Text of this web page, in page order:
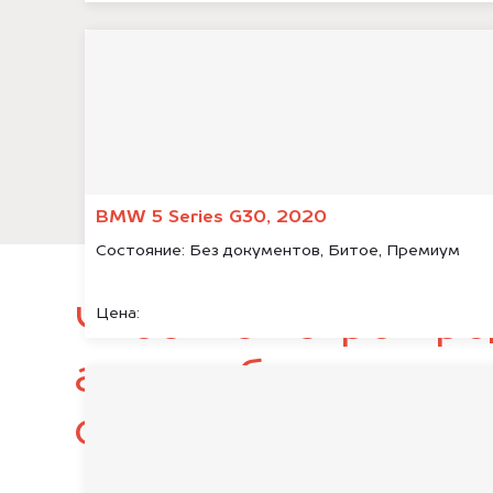
BMW 5 Series G30, 2020
Состояние: Без документов, Битое, Премиум
Цена:
Чтобы быстро
автомобиль,
следующие